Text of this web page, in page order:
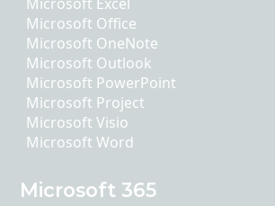
Microsoft Office
Microsoft OneNote
Microsoft Outlook
Microsoft PowerPoint
Microsoft Project
Microsoft Visio
Microsoft Word
Microsoft 365